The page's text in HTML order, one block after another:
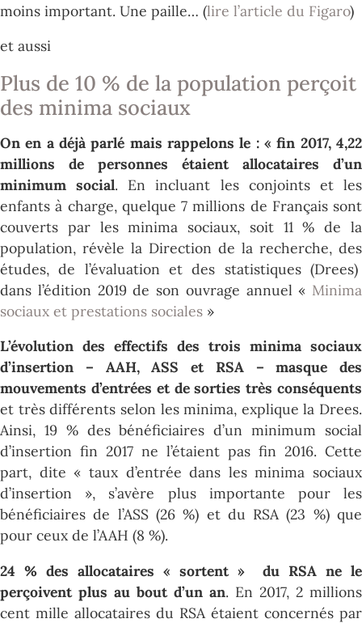
moins important. Une paille… (lire l’article du Figaro)
et aussi
Plus de 10 % de la population perçoit
des minima sociaux
On en a déjà parlé mais rappelons le : « fin 2017, 4,22
millions de personnes étaient allocataires d’un
minimum social. En incluant les conjoints et les
enfants à charge, quelque 7 millions de Français sont
couverts par les minima sociaux, soit 11 % de la
population, révèle la Direction de la recherche, des
études, de l’évaluation et des statistiques (Drees)
dans l’édition 2019 de son ouvrage annuel « Minima
sociaux et prestations sociales »
L’évolution des effectifs des trois minima sociaux
d’insertion – AAH, ASS et RSA – masque des
mouvements d’entrées et de sorties très conséquents
et très différents selon les minima, explique la Drees.
Ainsi, 19 % des bénéficiaires d’un minimum social
d’insertion fin 2017 ne l’étaient pas fin 2016. Cette
part, dite « taux d’entrée dans les minima sociaux
d’insertion », s’avère plus importante pour les
bénéficiaires de l’ASS (26 %) et du RSA (23 %) que
pour ceux de l’AAH (8 %).
24 % des allocataires « sortent » du RSA ne le
perçoivent plus au bout d’un an. En 2017, 2 millions
cent mille allocataires du RSA étaient concernés par